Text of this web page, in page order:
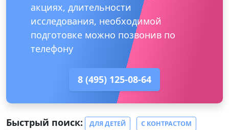
акциях, длительности
исследования, необходимой
подготовке можно позвонив по
телефону
8 (495) 125-08-64
Быстрый поиск: ДЛЯ ДЕТЕЙ
С КОНТРАСТОМ